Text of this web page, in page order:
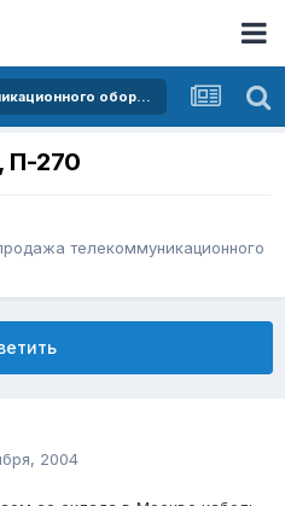
Покупка и продажа телекоммуникационного оборудования
П-270
телекоммуникационного
2004